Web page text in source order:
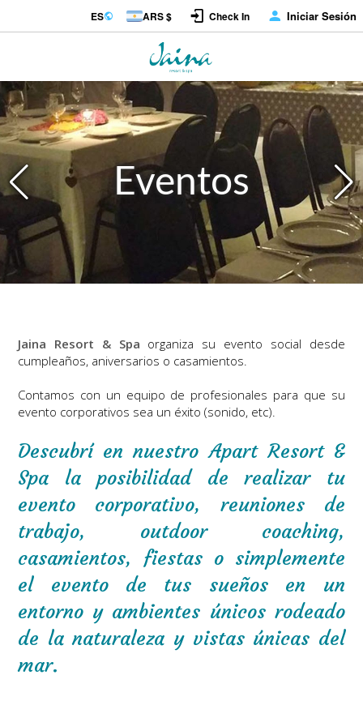
ES ARS $ Check In Iniciar Sesión
Eventos
Jaina Resort & Spa organiza su evento social desde
cumpleaños, aniversarios o casamientos.
Contamos con un equipo de profesionales para que su
evento corporativos sea un éxito (sonido, etc).
Descubrí en nuestro Apart Resort &
Spa la posibilidad de realizar tu
evento corporativo, reuniones de
trabajo, outdoor coaching,
casamientos, fiestas o simplemente
el evento de tus sueños en un
entorno y ambientes únicos rodeado
de la naturaleza y vistas únicas del
mar.